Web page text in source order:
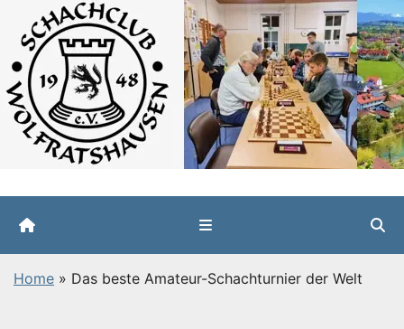
springen
Home » Das beste Amateur-Schachturnier der Welt